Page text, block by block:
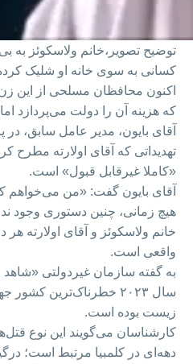
توضیح تصویر،خانم ولاسکوئز به
کسانی به سوی خانه او شلیک
اکنون محافظان مسلحی از این
که هزینه آن را دولت می‌پردازد اما
آقای بایون، مدیر عامل سابق، در
تهدیداتی که آقای اولارته
«کاملا غیرقابل قبول» است.
آقای بایون گفت: «من می‌خواهم
هیچ زمانی، چنین دستوری وجود
خانم ولاسکوئز و آقای اولارته
واقعی است.
سال ۲۰۲۳ خطرناک‌ترین
زیست بوده است.
کارشناسان می‌گویند این نوع
دهه‌ای در کلمبیا مرتبط است؛